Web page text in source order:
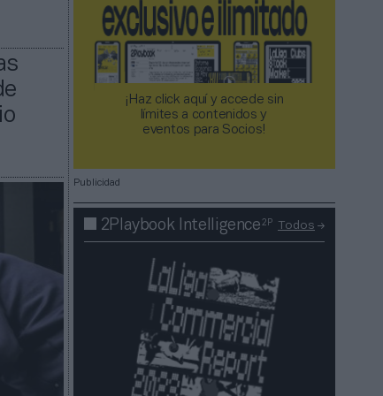
¡Haz click aquí y accede sin
límites a contenidos y
eventos para Socios!​​​​​​​
Publicidad
2Playbook Intelligence2P Todos